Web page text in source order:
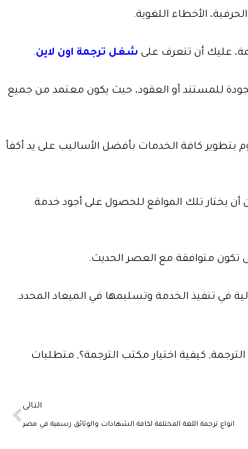
الأخطاء اللغوية.
عليك أن تتعرف على شغل ترجمة اون لاين.
للمستند أو العقود، حيث يكون معتمد من جميع
بتطوير كافة الخدمات بأفضل الأساليب على يد أكفأ
أن يختار تلك المواقع للحصول على أجود خدمة
تكون متوافقة مع العصر الحديث.
في تنفيذ الخدمة وتسليمها في الميعاد المحدد.
, كيفية اختيار مكتب الترجمة؟, متطلبات
التالى
انواع ترجمة اللغة المختلفة لكافة الشهادات والوثائق رسمية في مصرNext